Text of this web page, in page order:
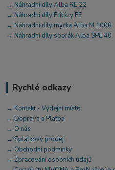
→ Náhradní díly Alba RE 22
→ Náhradní díly Fritézy FE
→ Náhradní díly myčka Alba M 1000
→ Náhradní díly sporák Alba SPE 40
Rychlé odkazy
→ Kontakt - Výdejní místo
→ Doprava a Platba
→ O nás
→ Splátkový prodej
→ Obchodní podmínky
→ Zpracování osobních údajů